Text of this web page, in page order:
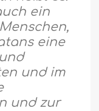
ein
eine
und im
und zur